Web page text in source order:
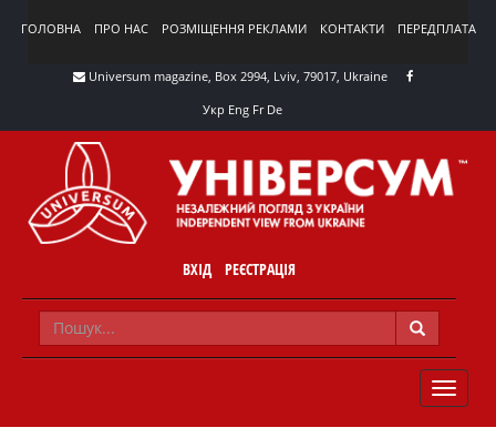
ГОЛОВНА ПРО НАС РОЗМІЩЕННЯ РЕКЛАМИ КОНТАКТИ ПЕРЕДПЛАТА
Universum magazine, Box 2994, Lviv, 79017, Ukraine
Укр Eng Fr De
ВХІД РЕЄСТРАЦІЯ
TOGGLE